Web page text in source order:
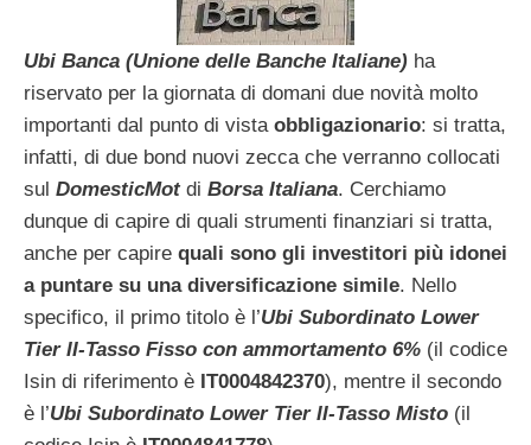
Ubi Banca (Unione delle Banche Italiane) ha
riservato per la giornata di domani due novità molto
importanti dal punto di vistaobbligazionario: si tratta,
infatti, di due bond nuovi zecca che verranno collocati
sul DomesticMotdi Borsa Italiana. Cerchiamo
dunque di capire di quali strumenti finanziari si tratta,
anche per capire quali sono gli investitori più idonei
a puntare su una diversificazione simile. Nello
specifico, il primo titolo è l’Ubi Subordinato Lower
Tier II-Tasso Fisso con ammortamento 6% (il codice
Isin di riferimento è IT0004842370), mentre il secondo
è l’Ubi Subordinato Lower Tier II-Tasso Misto (il